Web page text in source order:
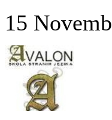
15